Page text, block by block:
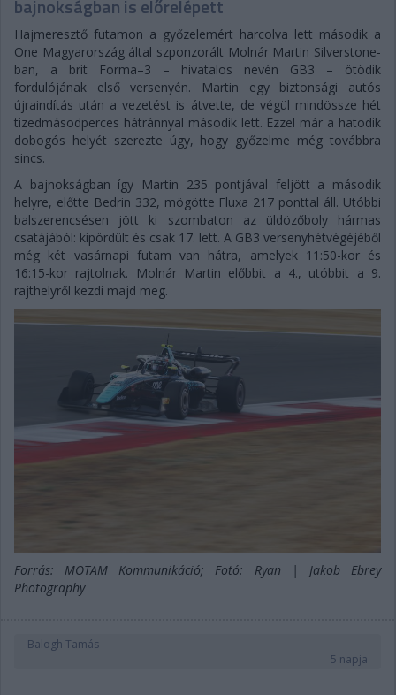
bajnokságban is előrelépett
Hajmeresztő futamon a győzelemért harcolva lett második a
One Magyarország által szponzorált Molnár Martin Silverstone-
ban, a brit Forma–3 – hivatalos nevén GB3 – ötödik
fordulójának első versenyén. Martin egy biztonsági autós
újraindítás után a vezetést is átvette, de végül mindössze hét
tizedmásodperces hátránnyal második lett. Ezzel már a hatodik
dobogós helyét szerezte úgy, hogy győzelme még továbbra
sincs.
A bajnokságban így Martin 235 pontjával feljött a második
helyre, előtte Bedrin 332, mögötte Fluxa 217 ponttal áll. Utóbbi
balszerencsésen jött ki szombaton az üldözőboly hármas
csatájából: kipördült és csak 17. lett. A GB3 versenyhétvégéjéből
még két vasárnapi futam van hátra, amelyek 11:50-kor és
16:15-kor rajtolnak. Molnár Martin előbbit a 4., utóbbit a 9.
rajthelyről kezdi majd meg.
Forrás: MOTAM Kommunikáció; Fotó: Ryan | Jakob Ebrey
Photography
Balogh Tamás
5 napja